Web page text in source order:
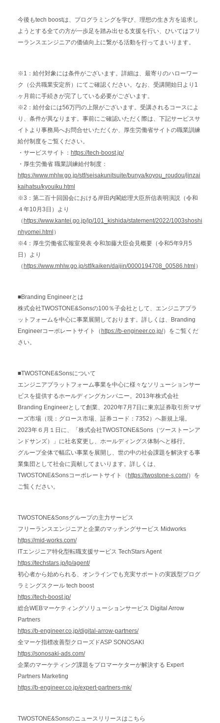
今後もtech boostは、プログラミングを学び、理想の生き方を追求し
ようとする全ての方が一歩足を踏み出せる支援を行い、ひいてはフリ
ーランスエンジニアの価値向上に繋がる活動を行ってまいります。
※1：給付対象には条件がございます。詳細は、最寄りのハローワー
ク（公共職業安定所）にてご確認ください。なお、受講開始日より1
ヶ月前に手続きが完了している必要がございます。
※2：給付金には56万円の上限がございます。受講されるコースによ
り、条件が異なります。事前にご確認いただく際は、下記サービスサ
イトより事務局へお問合せいただくか、厚生労働省サイトの職業訓練
給付制度をご覧ください。
・サービスサイト： https://tech-boost.jp/
・厚生労働省 職業訓練給付制度：
https://www.mhlw.go.jp/stf/seisakunitsuite/bunya/koyou_roudou/jinzai
kaihatsu/kyouiku.html
※3：第二百十回国会における岸田内閣総理大臣所信表明演説（令和
４年10月3日）より
（ https://www.kantei.go.jp/jp/101_kishida/statement/2022/1003shoshi
nhyomei.html ）
※4：厚生労働省広報室発表 令和加藤大臣会見概要（令和5年9月5
日）より
（ https://www.mhlw.go.jp/stf/kaiken/daijin/0000194708_00586.html ）
■Branding Engineerとは
株式会社TWOSTONE&Sonsの100％子会社として、エンジニアプラ
ットフォームを中心に事業展開しております。詳しくは、Branding
Engineerコーポレートサイト（ https://b-engineer.co.jp/）をご覧くだ
さい。
■TWOSTONE&Sonsについて
エンジニアプラットフォーム事業を中心に様々なソリューションサー
ビスを提供するホールディングカンパニー。2013年株式会社
Branding Engineerとして創業、2020年7月7日に東京証券取引所マザ
ーズ市場（現：グロース市場、証券コード：7352）へ新規上場。
2023年６月１日に、「株式会社TWOSTONE&Sons（ツーストーンア
ンドサンズ）」に社名変更し、ホールディングス体制へと移行。
グループ全体で幅広い事業を展開し、世の中の社会課題を解決する事
業集団として社会に貢献してまいります。詳しくは、
TWOSTONE&Sonsコーポレートサイト（ https://twostone-s.com/）を
ご覧ください。
TWOSTONE&Sonsグループの主力サービス
フリーランスエンジニアと企業のマッチングサービス Midworks
https://mid-works.com/
ITエンジニア特化型転職支援サービス TechStars Agent
https://techstars.jp/lp/agent/
初心者から始められる、オンラインでも充実サポートの実践型プログ
ラミングスクール tech boost
https://tech-boost.jp/
総合WEBマーケティングソリューションサービス Digital Arrow
Partners
https://b-engineer.co.jp/digital-arrow-partners/
全マーケ指標改善型クローズドASP SONOSAKI
https://sonosaki-ads.com/
企業のマーケティング課題をプロマーケターが解決する Expert
Partners Marketing
https://b-engineer.co.jp/expert-partners-mk/
TWOSTONE&Sonsのニュースリリースはこちら